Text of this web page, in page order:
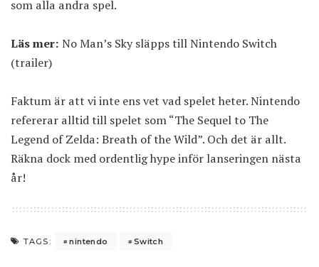
som alla andra spel.
Läs mer: No Man’s Sky släpps till Nintendo Switch
(trailer)
Faktum är att vi inte ens vet vad spelet heter. Nintendo
refererar alltid till spelet som “The Sequel to The
Legend of Zelda: Breath of the Wild”. Och det är allt.
Räkna dock med ordentlig hype inför lanseringen nästa
år!
TAGS: nintendo Switch